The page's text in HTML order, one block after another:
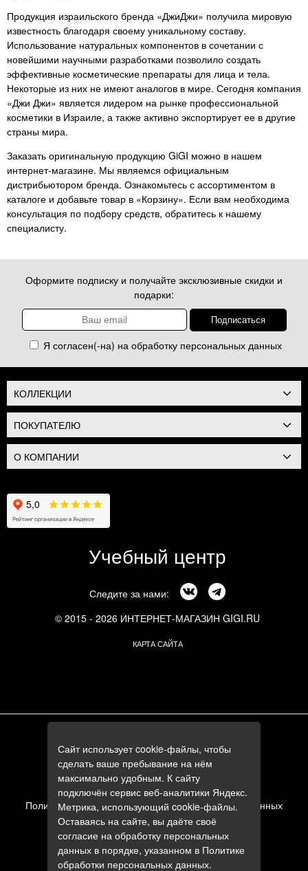
Продукция израильского бренда «ДжиДжи» получила мировую
известность благодаря своему уникальному составу.
Использование натуральных компонентов в сочетании с
новейшими научными разработками позволило создать
эффективные косметические препараты для лица и тела.
Некоторые из них не имеют аналогов в мире. Сегодня компания
«Джи Джи» является лидером на рынке профессиональной
косметики в Израиле, а также активно экспортирует ее в другие
страны мира.
Заказать оригинальную продукцию GiGI можно в нашем
интернет-магазине. Мы являемся официальным
дистрибьютором бренда. Ознакомьтесь с ассортиментом в
каталоге и добавьте товар в «Корзину». Если вам необходима
консультация по подбору средств, обратитесь к нашему
специалисту.
Оформите подписку и получайте эксклюзивные скидки и
подарки:
Я согласен(-на) на обработку персональных данных
КОЛЛЕКЦИИ
ПОКУПАТЕЛЮ
О КОМПАНИИ
Учебный центр
Следите за нами:
© 2015 - 2026 ИНТЕРНЕТ-МАГАЗИН GIGI.RU
КАРТА САЙТА
+7 (495) 644-84-05
+7 (985) 644-84-05
e-mail:
zakaz@gigi.ru
Политика в отношении обработки персональных данных
Пользовательское соглашение
Сайт использует cookie-файлы, чтобы
сделать ваше пребывание на нём
максимально удобным. К сайту
подключён сервис веб-аналитики Яндекс.
Метрика, использующий cookie-файлы.
Оставаясь на сайте, вы даёте своё
согласие на обработку персональных
данных в порядке, указанном в Политике
обработки персональных данных.